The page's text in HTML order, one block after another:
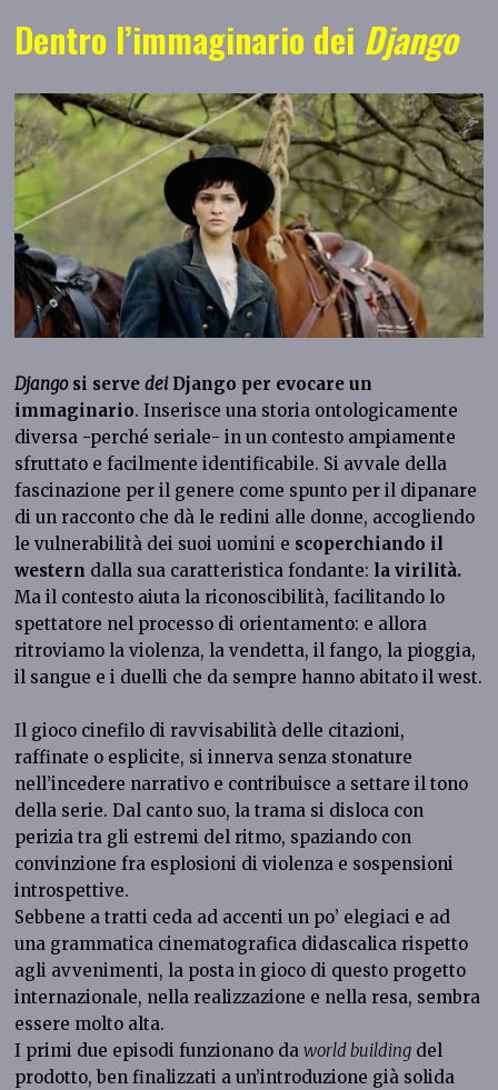
Dentro l’immaginario dei Django
Djangosi servedeiDjango per evocare un
immaginario. Inserisce una storia ontologicamente
diversa -perché seriale- in un contesto ampiamente
sfruttato e facilmente identificabile. Si avvale della
fascinazione per il genere come spunto per il dipanare
di un racconto che dà le redini alle donne, accogliendo
le vulnerabilità dei suoi uomini e scoperchiando il
western dalla sua caratteristica fondante: la virilità.
Ma il contesto aiuta la riconoscibilità, facilitando lo
spettatore nel processo di orientamento: e allora
ritroviamo la violenza, la vendetta, il fango, la pioggia,
il sangue e i duelli che da sempre hanno abitato il west.
Il gioco cinefilo di ravvisabilità delle citazioni,
raffinate o esplicite, si innerva senza stonature
nell’incedere narrativo e contribuisce a settare il tono
della serie. Dal canto suo, la trama si disloca con
perizia tra gli estremi del ritmo, spaziando con
convinzione fra esplosioni di violenza e sospensioni
introspettive.
Sebbene a tratti ceda ad accenti un po’ elegiaci e ad
una grammatica cinematografica didascalica rispetto
agli avvenimenti, la posta in gioco di questo progetto
internazionale, nella realizzazione e nella resa, sembra
essere molto alta.
I primi due episodi funzionano daworld building del
prodotto, ben finalizzati a un’introduzione già solida